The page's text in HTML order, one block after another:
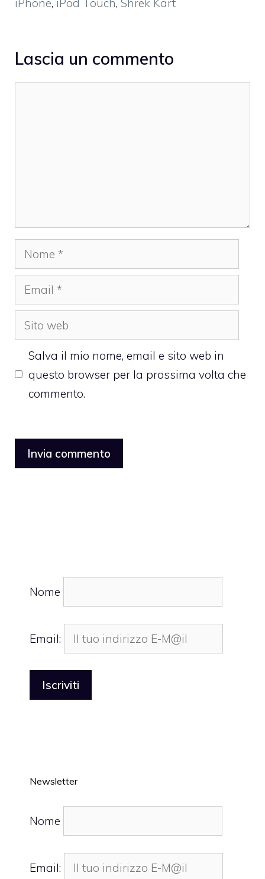
Lascia un commento
Nome
Email
Sito
web
Salva il mio nome, email e sito web in
questo browser per la prossima volta che
commento.
Nome
Email:
Newsletter
Nome
Email: